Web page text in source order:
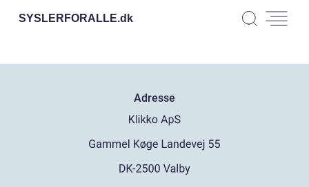
SYSLERFORALLE.dk
Adresse